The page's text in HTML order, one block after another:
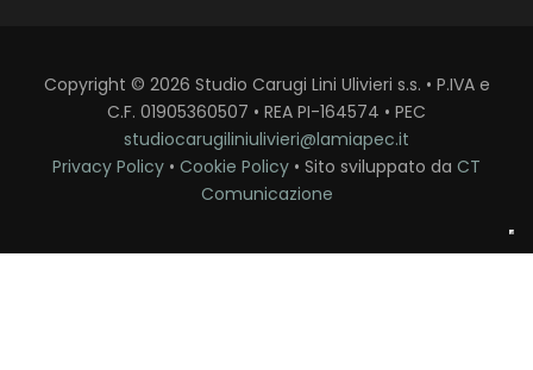
Copyright © 2026 Studio Carugi Lini Ulivieri s.s. • P.IVA e
C.F. 01905360507 • REA PI-164574 • PEC
studiocarugiliniulivieri@lamiapec.it
Privacy Policy • Cookie Policy • Sito sviluppato da CT
Comunicazione